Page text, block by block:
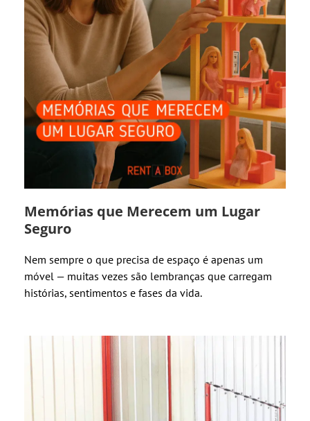
Memórias que Merecem um Lugar
Seguro
Nem sempre o que precisa de espaço é apenas um
móvel — muitas vezes são lembranças que carregam
histórias, sentimentos e fases da vida.